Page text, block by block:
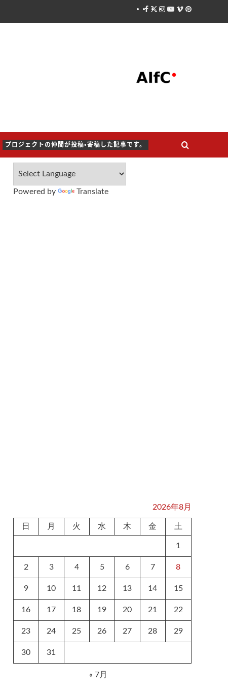
Facebook
X Instagram
Youtube
VimeoPinterest
プロジェクトの仲間が投稿・寄稿した記事です。
Powered by Translate
2026年8月
日 月 火 水 木 金 土
1
2 3 4 5 6 7 8
9 10 11 12 13 14 15
16 17 18 19 20 21 22
23 24 25 26 27 28 29
30 31
« 7月